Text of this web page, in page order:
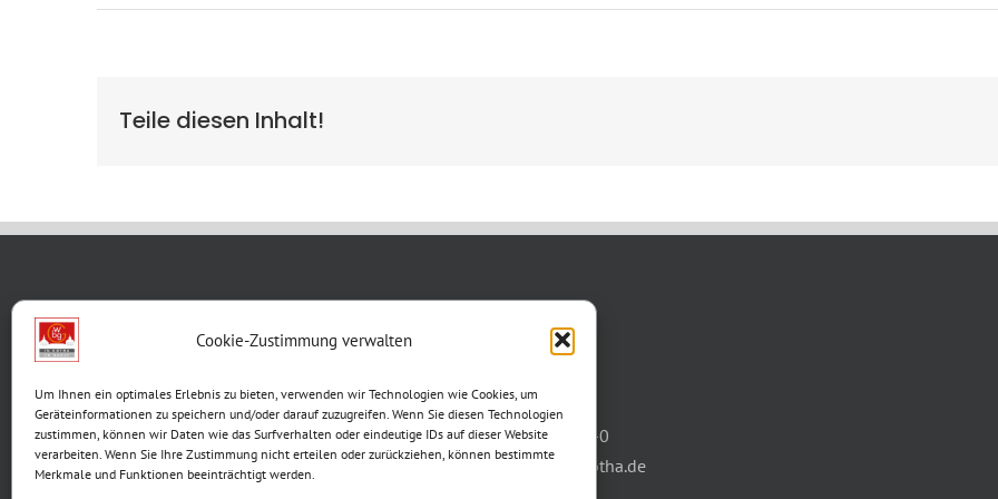
Cookie-Zustimmung verwalten
Um Ihnen ein optimales Erlebnis zu bieten, verwenden wir Technologien wie Cookies, um
Geräteinformationen zu speichern und/oder darauf zuzugreifen. Wenn Sie diesen Technologien
zustimmen, können wir Daten wie das Surfverhalten oder eindeutige IDs auf dieser Website
verarbeiten. Wenn Sie Ihre Zustimmung nicht erteilen oder zurückziehen, können bestimmte
Merkmale und Funktionen beeinträchtigt werden.
Teile diesen Inhalt!
99867 Gotha
Telefon:03621/3077-0
E-Mail: info@wbg-gotha.de